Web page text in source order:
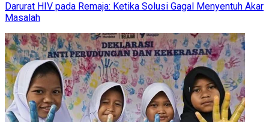
Darurat HIV pada Remaja: Ketika Solusi Gagal Menyentuh Akar
Masalah